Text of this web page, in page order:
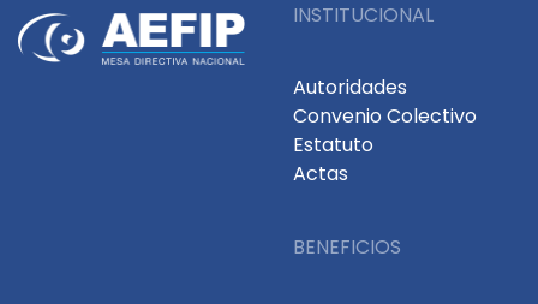
INSTITUCIONAL
Autoridades
Convenio Colectivo
Estatuto
Actas
BENEFICIOS